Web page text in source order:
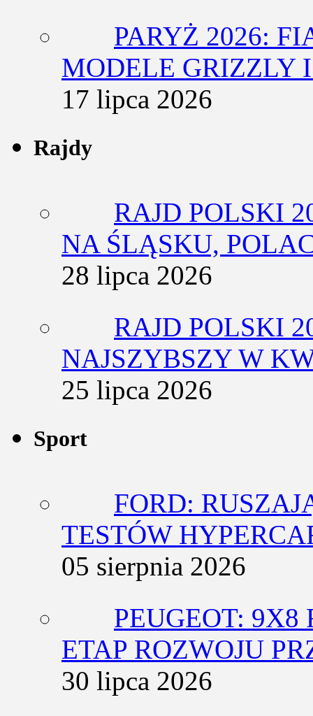
PARYŻ 2026:
MODELE GRIZZLY
17 lipca 2026
Rajdy
RAJD POLSKI
NA ŚLĄSKU,
28 lipca 2026
RAJD POLSKI
NAJSZYBSZY W
25 lipca 2026
Sport
FORD:
TESTÓW
05 sierpnia 2026
PEUGEOT: 9X8
ETAP ROZWOJU
30 lipca 2026